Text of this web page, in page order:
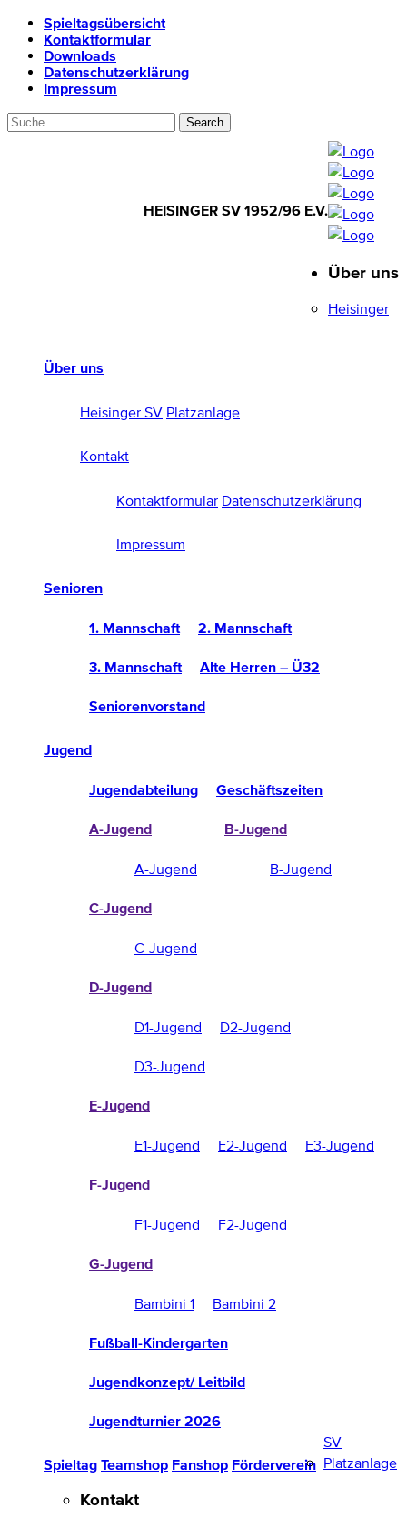
Spieltagsübersicht
Kontaktformular
Downloads
Datenschutzerklärung
Impressum
HEISINGER SV 1952/96 E.V.
1952/96 E.V.
Über uns
Heisinger SV Platzanlage
Kontakt
Kontaktformular Datenschutzerklärung
Impressum
Senioren
1. Mannschaft 2. Mannschaft
3. Mannschaft Alte Herren – Ü32
Seniorenvorstand
Jugend
Jugendabteilung Geschäftszeiten
A-Jugend
A-Jugend
B-Jugend
B-Jugend
C-Jugend
C-Jugend
D-Jugend
D1-Jugend
D2-Jugend
D3-Jugend
E-Jugend
E1-Jugend E2-Jugend E3-Jugend
F-Jugend
F1-Jugend F2-Jugend
G-Jugend
Bambini 1 Bambini 2
Fußball-Kindergarten
Jugendkonzept/ Leitbild
Jugendturnier 2026
Spieltag Teamshop Fanshop Förderverein
Über uns
Heisinger
SV
Platzanlage
Kontakt